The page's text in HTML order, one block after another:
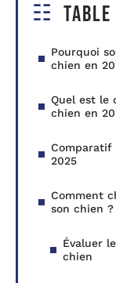
Pourquoi
chien en
Quel est le
chien en
Comparatif
2025
Comment
son chien ?
Évaluer
chien